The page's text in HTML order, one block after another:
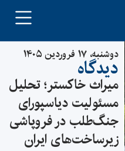
دوشنبه، ۱۷ فروردین ۱۴۰۵
دیدگاه
میراث خاکستر؛ تحلیل
مسئولیت دیاسپورای
جنگ‌طلب در فروپاشی
زیرساخت‌های ایران